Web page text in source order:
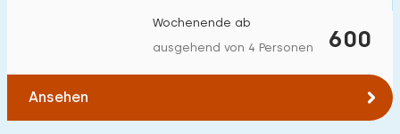
600
Wochenende ab
ausgehend von 4 Personen
Ansehen